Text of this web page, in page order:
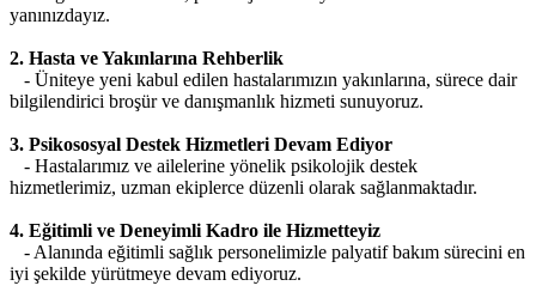
yanınızdayız.
2. Hasta ve Yakınlarına Rehberlik
- Üniteye yeni kabul edilen hastalarımızın yakınlarına, sürece dair
bilgilendirici broşür ve danışmanlık hizmeti sunuyoruz.
3. Psikososyal Destek Hizmetleri Devam Ediyor
- Hastalarımız ve ailelerine yönelik psikolojik destek
hizmetlerimiz, uzman ekiplerce düzenli olarak sağlanmaktadır.
4. Eğitimli ve Deneyimli Kadro ile Hizmetteyiz
- Alanında eğitimli sağlık personelimizle palyatif bakım sürecini en
iyi şekilde yürütmeye devam ediyoruz.